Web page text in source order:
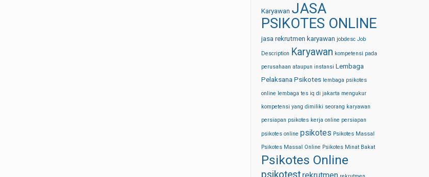
Karyawan JASA
PSIKOTES ONLINE
jasa rekrutmen karyawan jobdesc Job
Description Karyawan kompetensi pada
perusahaan ataupun instansi Lembaga
Pelaksana Psikotes lembaga psikotes
online lembaga tes iq di jakarta mengukur
kompetensi yang dimiliki seorang karyawan
persiapan psikotes kerja online persiapan
psikotes online psikotes Psikotes Massal
Psikotes Massal Online Psikotes Minat Bakat
Psikotes Online